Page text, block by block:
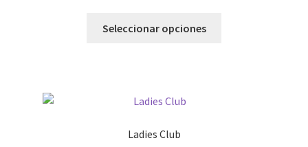
Seleccionar opciones
Ladies Club